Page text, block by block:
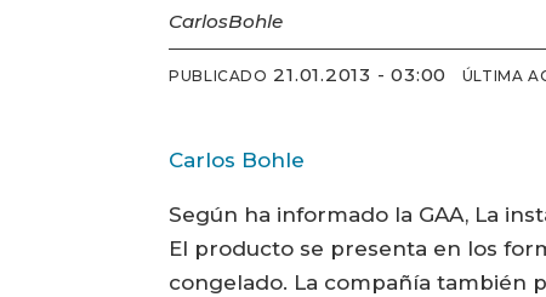
CarlosBohle
PUBLICADO 21.01.2013 - 03:00 ÚLTIMA
Carlos Bohle
Según ha informado la GAA, La
El producto se presenta en los
congelado. La compañía también